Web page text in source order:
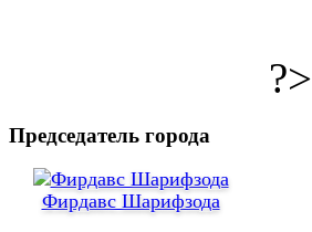
?>
Председатель города
Фирдавс Шарифзода